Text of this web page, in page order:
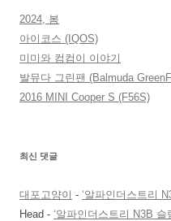
2024, 봄
아이코스 (IQOS)
미미와 컴컴이 이야기
발뮤다 그린팬 (Balmuda
2016 MINI Cooper S (F56S)
최신 댓글
대포고양이 - ‘알파인더스트리
Head - ‘알파인더스트리 N3B 슬